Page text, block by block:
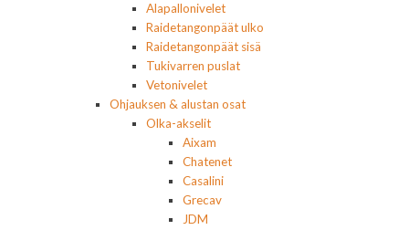
Alapallonivelet
Raidetangonpäät ulko
Raidetangonpäät sisä
Tukivarren puslat
Vetonivelet
Ohjauksen & alustan osat
Olka-akselit
Aixam
Chatenet
Casalini
Grecav
JDM